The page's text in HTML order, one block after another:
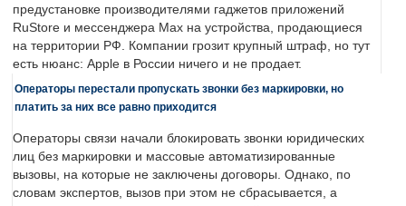
предустановке производителями гаджетов приложений
RuStore и мессенджера Max на устройства, продающиеся
на территории РФ. Компании грозит крупный штраф, но тут
есть нюанс: Apple в России ничего и не продает.
Операторы перестали пропускать звонки без маркировки, но
платить за них все равно приходится
Операторы связи начали блокировать звонки юридических
лиц без маркировки и массовые автоматизированные
вызовы, на которые не заключены договоры. Однако, по
словам экспертов, вызов при этом не сбрасывается, а